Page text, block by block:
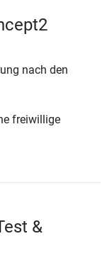
nach den
freiwillige
&